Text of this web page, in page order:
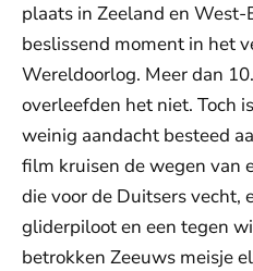
plaats in Zeeland en
beslissend moment in het
Wereldoorlog. Meer dan
overleefden het niet. Toch
weinig aandacht besteed
film kruisen de wegen van
die voor de Duitsers vecht,
gliderpiloot en een tegen
betrokken Zeeuws meisje